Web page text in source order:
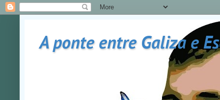
A ponte entre Galiza e